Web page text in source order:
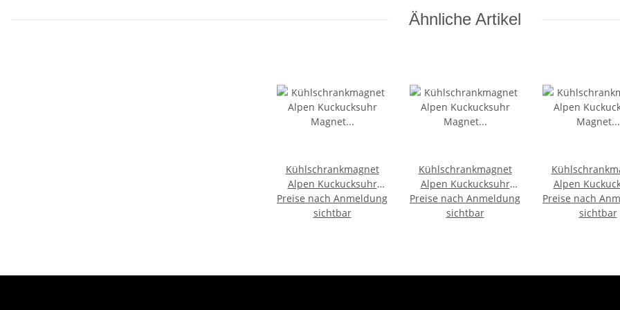
Ähnliche Artikel
Kühlschrankmagnet
Alpen Kuckucksuhr
Magnet
Urlaubserinnerung
Preise nach Anmeldung
sichtbar
Kühlschrankmagnet
Alpen Kuckucksuhr
Magnet
Urlaubserinnerung
Preise nach Anmeldung
sichtbar
Alpen
Magnet
Preise nach
sichtbar